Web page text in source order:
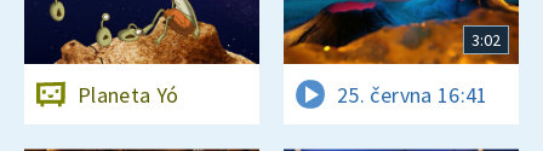
Planeta Yó
3:02
25. června 16:41